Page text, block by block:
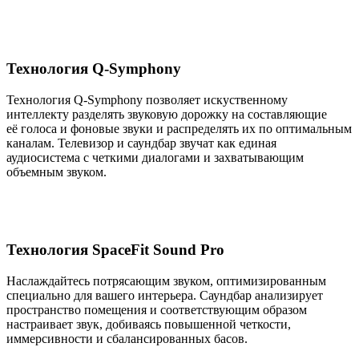
Технология Q-Symphony
Технология Q-Symphony позволяет искуственному
интеллекту разделять звуковую дорожку на составляющие
её голоса и фоновые звуки и распределять их по оптимальным
каналам. Телевизор и саундбар звучат как единая
аудиосистема с четкими диалогами и захватывающим
объемным звуком.
Технология SpaceFit Sound Pro
Наслаждайтесь потрясающим звуком, оптимизированным
специально для вашего интерьера. Саундбар анализирует
пространство помещения и соответствующим образом
настраивает звук, добиваясь повышенной четкости,
иммерсивности и сбалансированных басов.